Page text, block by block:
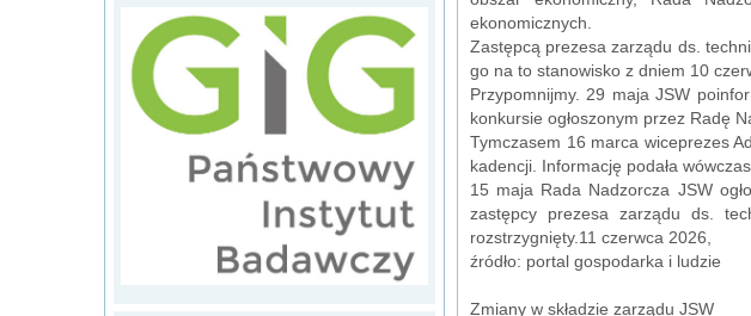
ekonomicznych.
Zastępcą prezesa zarządu ds.
go na to stanowisko z dniem 10
Przypomnijmy. 29 maja JSW
konkursie ogłoszonym przez Radę
Tymczasem 16 marca wiceprezes
kadencji. Informację podała
15 maja Rada Nadzorcza JSW
zastępcy prezesa zarządu ds.
rozstrzygnięty.11 czerwca 2026,
źródło: portal gospodarka i ludzie
Zmiany w składzie zarządu JSW